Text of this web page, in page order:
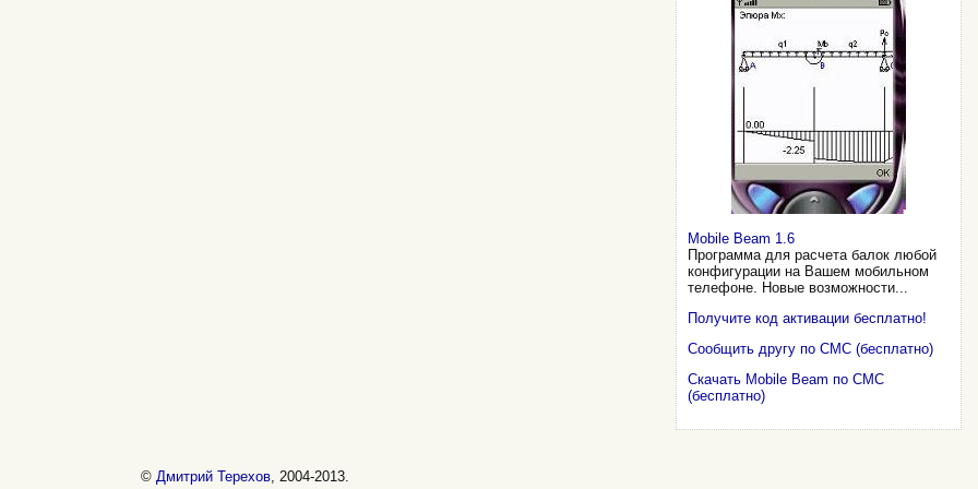
Mobile Beam 1.6
Программа для расчета балок любой
конфигурации на Вашем мобильном
телефоне. Новые возможности...
Получите код активации бесплатно!
Сообщить другу по СМС (бесплатно)
Скачать Mobile Beam по СМС
(бесплатно)
© Дмитрий Терехов, 2004-2013.